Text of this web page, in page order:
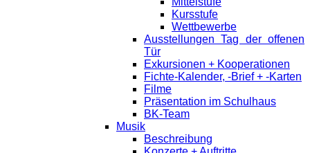
Kursstufe
Wettbewerbe
Ausstellungen Tag der offenen
Tür
Exkursionen + Kooperationen
Fichte-Kalender, -Brief + -Karten
Filme
Präsentation im Schulhaus
BK-Team
Musik
Beschreibung